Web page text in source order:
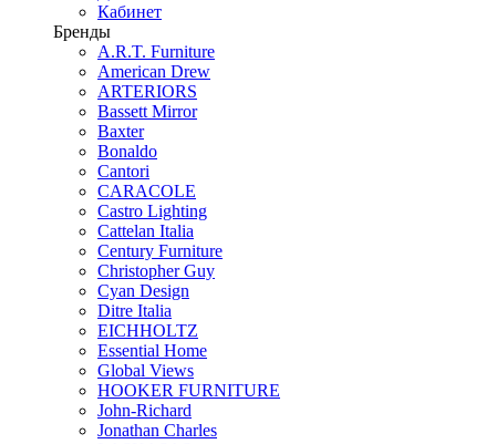
Кабинет
Бренды
A.R.T. Furniture
American Drew
ARTERIORS
Bassett Mirror
Baxter
Bonaldo
Cantori
CARACOLE
Castro Lighting
Cattelan Italia
Century Furniture
Christopher Guy
Cyan Design
Ditre Italia
EICHHOLTZ
Essential Home
Global Views
HOOKER FURNITURE
John-Richard
Jonathan Charles